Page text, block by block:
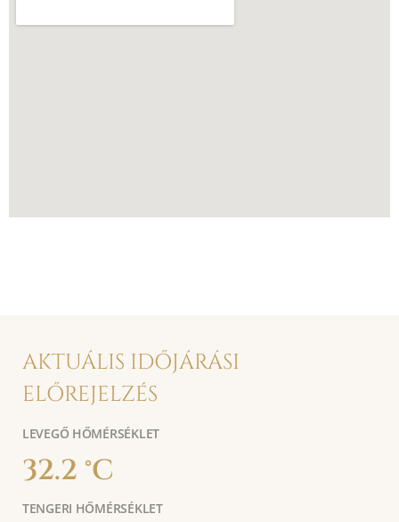
AKTUÁLIS IDŐJÁRÁSI
ELŐREJELZÉS
LEVEGŐ HŐMÉRSÉKLET
32.2 °C
TENGERI HŐMÉRSÉKLET